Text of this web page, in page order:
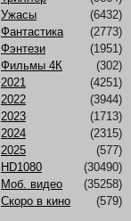
Ужасы
(6432)
Фантастика
(2773)
Фэнтези
(1951)
Фильмы 4К
(302)
2021
(4251)
2022
(3944)
2023
(1713)
2024
(2315)
2025
(577)
HD1080
(30490)
Моб. видео
(35258)
Скоро в кино
(579)